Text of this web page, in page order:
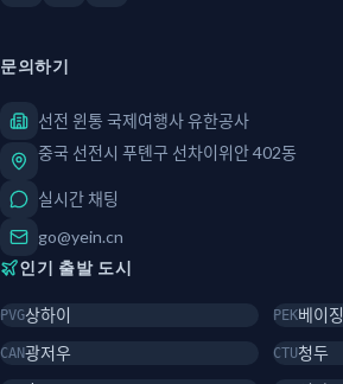
문의하기
선전 윈통 국제여행사 유한공사
중국 선전시 푸톈구 선차이위안 402동
실시간 채팅
go@yein.cn
인기 출발 도시
PVG상하이 PEK베이징
CAN광저우 CTU청두